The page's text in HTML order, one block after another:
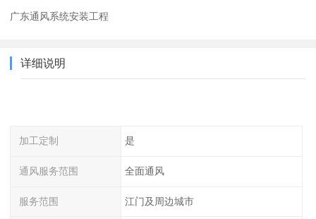
广东通风系统安装工程
详细说明
加工定制 是
通风服务范围 全面通风
服务范围 江门及周边城市